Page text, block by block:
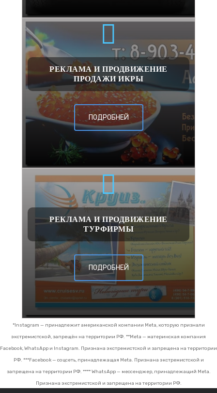
РЕКЛАМА И ПРОДВИЖЕНИЕ
ПРОДАЖИ ИКРЫ
ПОДРОБНЕЙ
РЕКЛАМА И ПРОДВИЖЕНИЕ
ТУРФИРМЫ
ПОДРОБНЕЙ
*Instagram — принадлежит американской компании Meta, которую признали
экстремистской, запрещён на территории РФ. **Meta — материнская компания
Facebook, WhatsApp и Instagram. Признана экстремистской и запрещена на территории
РФ. ***Facebook — соцсеть, принадлежащая Meta. Признана экстремистской и
запрещена на территории РФ. **** WhatsApp — мессенджер, принадлежащий Meta.
Признана экстремистской и запрещена на территории РФ.